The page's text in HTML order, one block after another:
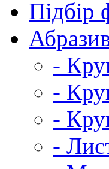
Підбір
-
-
-
-